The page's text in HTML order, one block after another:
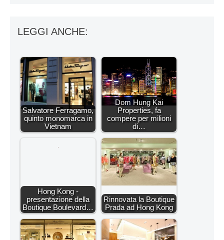
LEGGI ANCHE:
Salvatore Ferragamo,
quinto monomarca in
Vietnam
Dom Hung Kai
Properties, fa
compere per milioni
di…
Hong Kong -
presentazione della
Boutique Boulevard…
Rinnovata la Boutique
Prada ad Hong Kong